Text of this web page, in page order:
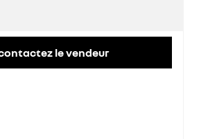
le vendeur